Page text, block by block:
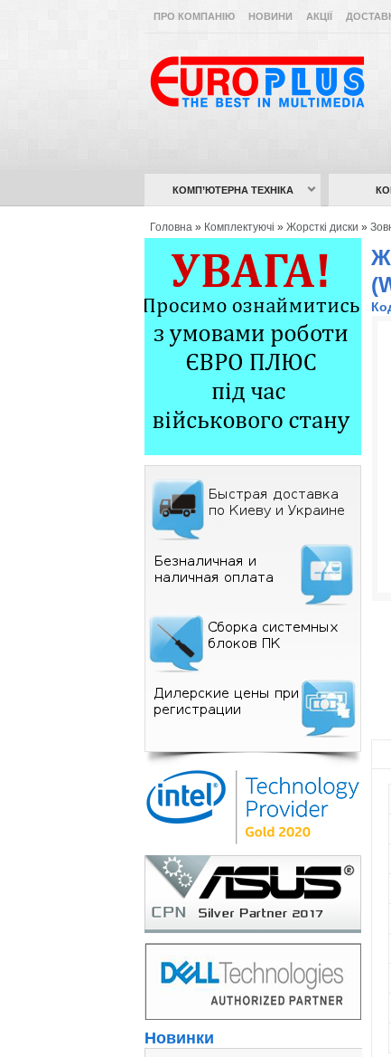
ПРО КОМПАНІЮ НОВИНИ АКЦІЇ
КОМП’ЮТЕРНА ТЕХНІКА
Новинки
Головна » Комплектуючі » Жорсткі диски »